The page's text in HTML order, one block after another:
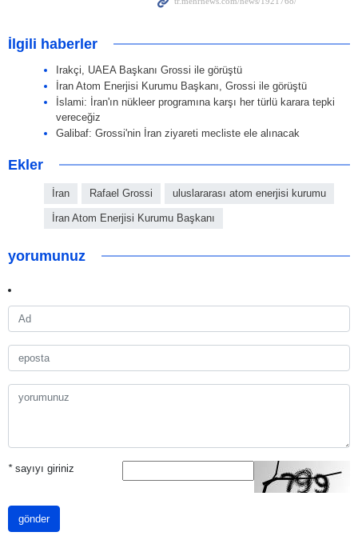
İlgili haberler
Irakçi, UAEA Başkanı Grossi ile görüştü
İran Atom Enerjisi Kurumu Başkanı, Grossi ile görüştü
İslami: İran'ın nükleer programına karşı her türlü karara tepki
vereceğiz
Galibaf: Grossi'nin İran ziyareti mecliste ele alınacak
Ekler
İran Rafael Grossi uluslararası atom enerjisi kurumu
İran Atom Enerjisi Kurumu Başkanı
yorumunuz
*sayıyı giriniz
gönder